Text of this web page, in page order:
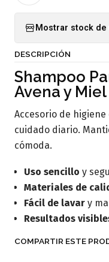
Mostrar stock
DESCRIPCIÓN
Shampoo
Avena y Miel
Accesorio de
cuidado diario.
cómoda.
Uso sencillo y
Materiales de
Fácil de lavar y
Resultados
COMPARTIR ESTE